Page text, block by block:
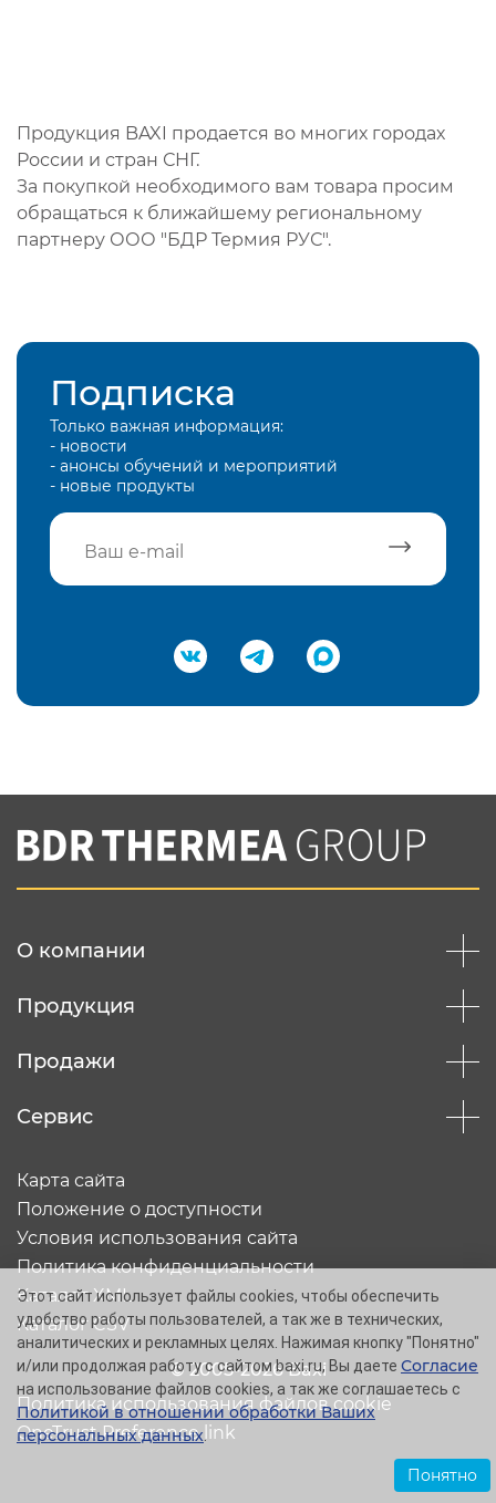
Продукция BAXI продается во многих городах
России и стран СНГ.
За покупкой необходимого вам товара просим
обращаться к ближайшему региональному
партнеру ООО "БДР Термия РУС".
Подписка
Только важная информация:
- новости
- анонсы обучений и мероприятий
- новые продукты
Подтвердить e-mail
Вы соглашаетесь с нашей политикой
конфеденциальности
О компании
Продукция
Продажи
Сервис
© 2005-2026 Baxi
Карта сайта
Положение о доступности
Условия использования сайта
Политика конфиденциальности
Каталог XML
Каталог CSV
Политика использования файлов cookie
OneTrust Preference link
Этот сайт использует файлы cookies, чтобы обеспечить
удобство работы пользователей, а так же в технических,
аналитических и рекламных целях. Нажимая кнопку "Понятно"
и/или продолжая работу с сайтом baxi.ru, Вы даете Согласие
на использование файлов cookies, а так же соглашаетесь с
Политикой в отношении обработки Ваших
персональных данных.
Понятно